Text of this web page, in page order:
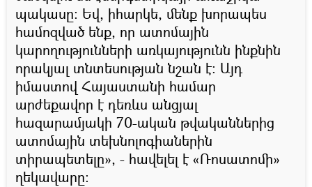
պակասը: Եվ, իհարկե, մենք խորապես
համոզված ենք, որ ատոմային
կարողությունների առկայությունն ինքնին
որակյալ տնտեսության նշան է։ Այդ
իմաստով Հայաստանի համար
արժեքավոր է դեռևս անցյալ
հազարամյակի 70-ական թվականներից
ատոմային տեխնոլոգիաներին
տիրապետելը», - հավելել է «Ռոսատոմի»
ղեկավարը։